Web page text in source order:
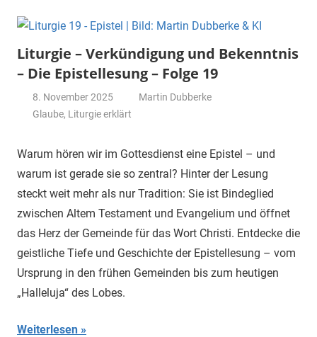
Liturgie – Verkündigung und Bekenntnis
– Die Epistellesung – Folge 19
8. November 2025
Martin Dubberke
Glaube, Liturgie erklärt
Warum hören wir im Gottesdienst eine Epistel – und
warum ist gerade sie so zentral? Hinter der Lesung
steckt weit mehr als nur Tradition: Sie ist Bindeglied
zwischen Altem Testament und Evangelium und öffnet
das Herz der Gemeinde für das Wort Christi. Entdecke die
geistliche Tiefe und Geschichte der Epistellesung – vom
Ursprung in den frühen Gemeinden bis zum heutigen
„Halleluja“ des Lobes.
Weiterlesen